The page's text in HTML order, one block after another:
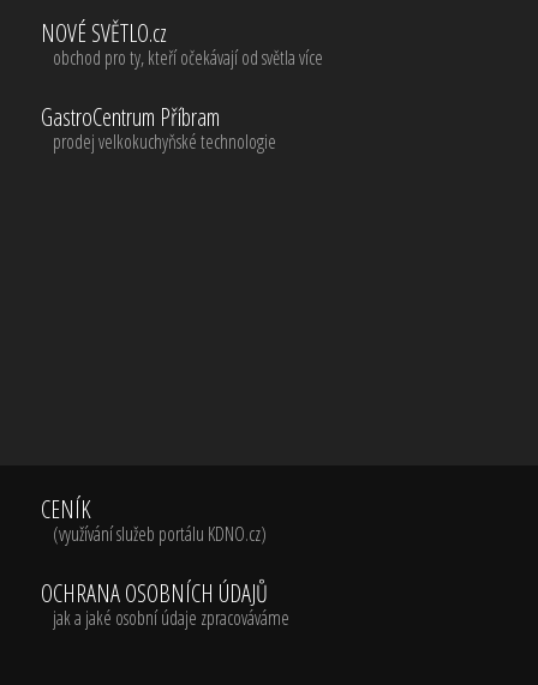
NOVÉ SVĚTLO.cz
obchod pro ty, kteří očekávají od světla více
GastroCentrum Příbram
prodej velkokuchyňské technologie
CENÍK
(využívání služeb portálu KDNO.cz)
OCHRANA OSOBNÍCH ÚDAJŮ
jak a jaké osobní údaje zpracováváme